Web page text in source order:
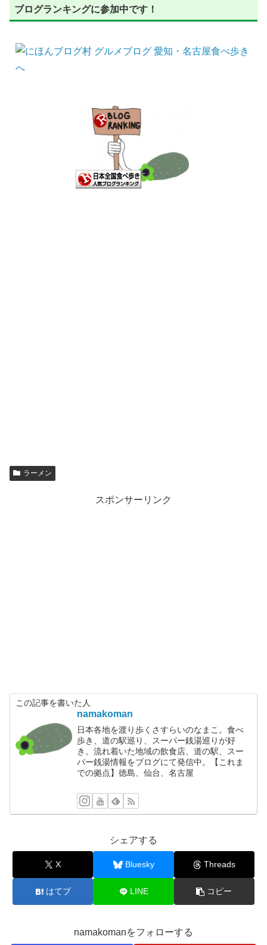
ブログランキングに参加中です！
ラーメン
スポンサーリンク
この記事を書いた人
namakoman
日本各地を渡り歩くさすらいのなまこ。食べ
歩き、道の駅巡り、スーパー銭湯巡りが好
き。流れ着いた地域の飲食店、道の駅、スー
パー銭湯情報をブログにて発信中。【これま
での拠点】徳島、仙台、名古屋
シェアする
X Bluesky Threads
はてブ LINE コピー
namakomanをフォローする